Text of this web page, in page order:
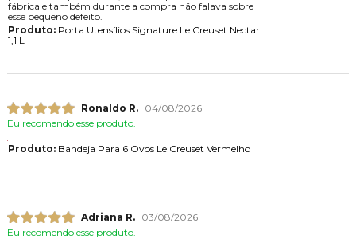
fábrica e também durante a compra não falava sobre
esse pequeno defeito.
Produto:Porta Utensílios Signature Le Creuset Nectar
1,1 L
Ronaldo R.
04/08/2026
Eu recomendo esse produto.
Produto:Bandeja Para 6 Ovos Le Creuset Vermelho
Adriana R.
03/08/2026
Eu recomendo esse produto.